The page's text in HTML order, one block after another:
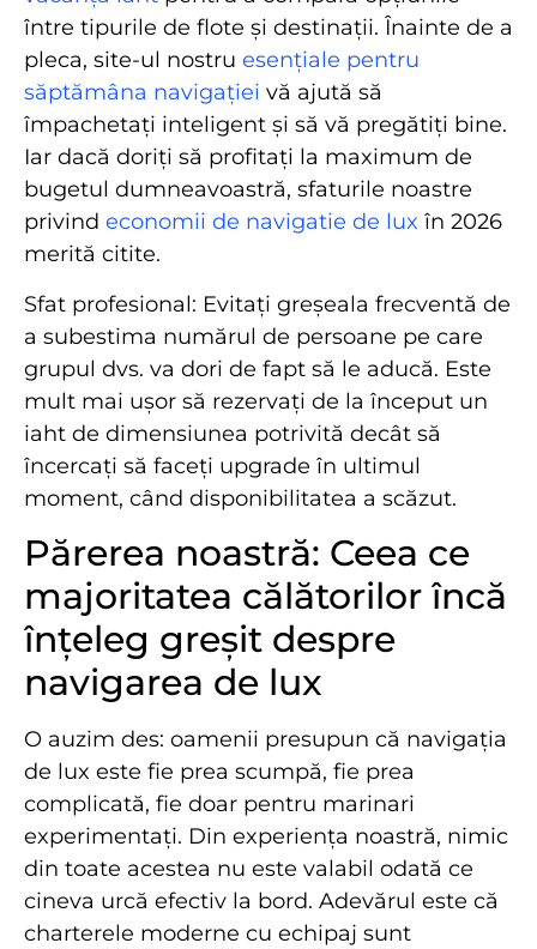
între tipurile de flote și destinații. Înainte de a
pleca, site-ul nostru esențiale pentru
săptămâna navigației vă ajută să
împachetați inteligent și să vă pregătiți bine.
Iar dacă doriți să profitați la maximum de
bugetul dumneavoastră, sfaturile noastre
privind economii de navigatie de lux în 2026
merită citite.
Sfat profesional: Evitați greșeala frecventă de
a subestima numărul de persoane pe care
grupul dvs. va dori de fapt să le aducă. Este
mult mai ușor să rezervați de la început un
iaht de dimensiunea potrivită decât să
încercați să faceți upgrade în ultimul
moment, când disponibilitatea a scăzut.
Părerea noastră: Ceea ce
majoritatea călătorilor încă
înțeleg greșit despre
navigarea de lux
O auzim des: oamenii presupun că navigația
de lux este fie prea scumpă, fie prea
complicată, fie doar pentru marinari
experimentați. Din experiența noastră, nimic
din toate acestea nu este valabil odată ce
cineva urcă efectiv la bord. Adevărul este că
charterele moderne cu echipaj sunt